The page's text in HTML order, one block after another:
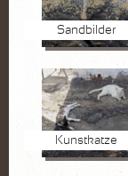
Sandbilder
Kunstkatze